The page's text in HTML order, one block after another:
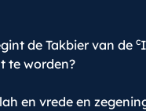
de Takbier van de c
te worden?
en vrede en